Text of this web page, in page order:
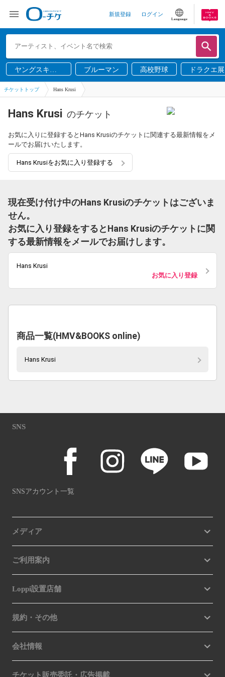
新規登録 ログイン
Language
ヤングスキニ
ー
ブルーマン 高校野球 ドラクエ展
チケットトップ Hans Krusi
Hans Krusi のチケット
お気に入りに登録するとHans Krusiのチケットに関連する最新情報をメ
ールでお届けいたします。
Hans Krusiをお気に入り登録する
現在受け付け中のHans Krusiのチケットはございま
せん。
お気に入り登録をするとHans Krusiのチケットに関
する最新情報をメールでお届けします。
Hans Krusi
お気に入り登録
商品一覧(HMV&BOOKS online)
Hans Krusi
SNS
SNSアカウント一覧
メディア
ご利用案内
Loppi設置店舗
規約・その他
会社情報
チケット販売委託・広告掲載